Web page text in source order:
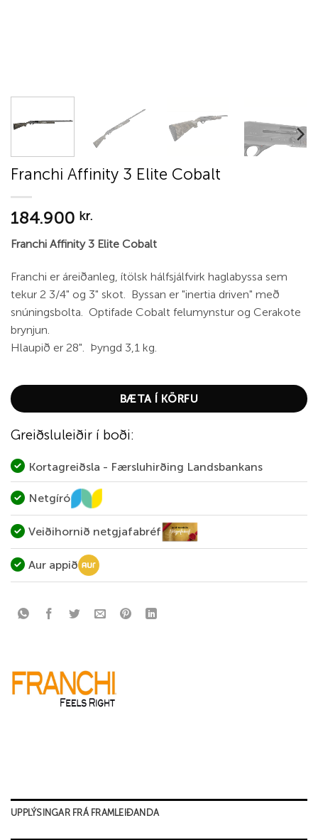
Franchi Affinity 3 Elite Cobalt
184.900 kr.
Franchi Affinity 3 Elite Cobalt
Franchi er áreiðanleg, ítölsk hálfsjálfvirk haglabyssa sem
tekur 2 3/4" og 3" skot. Byssan er "inertia driven" með
snúningsbolta. Optifade Cobalt felumynstur og Cerakote
brynjun.
Hlaupið er 28". Þyngd 3,1 kg.
BÆTA Í KÖRFU
Greiðsluleiðir í boði:
Kortagreiðsla - Færsluhirðing Landsbankans
Netgíró
Veiðihornið netgjafabréf
Aur appið
UPPLÝSINGAR FRÁ FRAMLEIÐANDA